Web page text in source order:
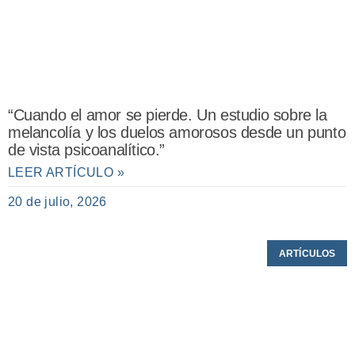
“Cuando el amor se pierde. Un estudio sobre la
melancolía y los duelos amorosos desde un punto
de vista psicoanalítico.”
LEER ARTÍCULO »
20 de julio, 2026
ARTÍCULOS